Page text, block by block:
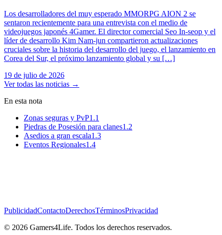
Los desarrolladores del muy esperado MMORPG AION 2 se
sentaron recientemente para una entrevista con el medio de
videojuegos japonés 4Gamer. El director comercial Seo In-seop y el
líder de desarrollo Kim Nam-jun compartieron actualizaciones
cruciales sobre la historia del desarrollo del juego, el lanzamiento en
Corea del Sur, el próximo lanzamiento global y su […]
19 de julio de 2026
Ver todas las noticias →
En esta nota
Zonas seguras y PvP1.1
Piedras de Posesión para clanes1.2
Asedios a gran escala1.3
Eventos Regionales1.4
PublicidadContactoDerechosTérminosPrivacidad
© 2026 Gamers4Life. Todos los derechos reservados.